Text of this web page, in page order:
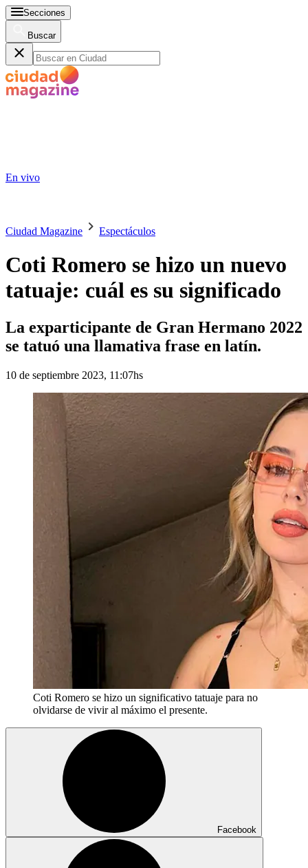
Secciones
Buscar
En vivo
Ciudad Magazine Espectáculos
Coti Romero se hizo un nuevo
tatuaje: cuál es su significado
La exparticipante de Gran Hermano 2022
se tatuó una llamativa frase en latín.
10 de septiembre 2023, 11:07hs
Coti Romero se hizo un significativo tatuaje para no
olvidarse de vivir al máximo el presente.
Facebook